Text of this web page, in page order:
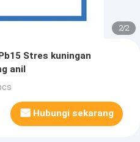
2/2
Stres kuningan
anil
Hubungi sekarang